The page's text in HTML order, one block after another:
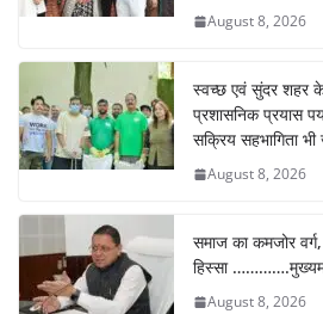
August 8, 2026
स्वच्छ एवं सुंदर शहर
प्रशासनिक प्रयास
सक्रिय सहभागिता
August 8, 2026
समाज का कमजोर
हिस्सा
August 8, 2026